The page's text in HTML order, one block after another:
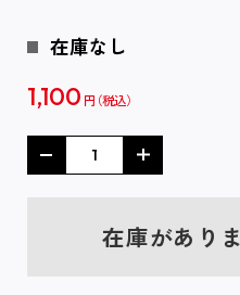
在庫なし
1,100 円
在庫があり